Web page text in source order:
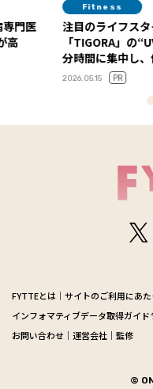
Fitness
注目のライフスタイル・ア
「TIGORA」の“UVカット＋
分時間に集中し、体と心を
PR
FYTTEとは サイトのご利用にあた
インフォマティブデータ取得ガイド
お問い合わせ
運営会社 監修
©